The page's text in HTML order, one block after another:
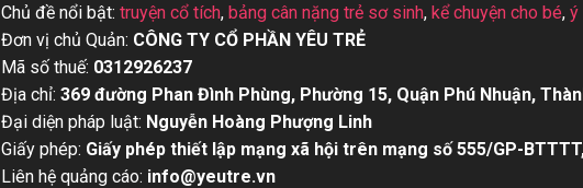
Chủ đề nổi bật: truyện cổ tích, bảng cân nặng trẻ sơ sinh, kể chuyện cho bé, ý
Đơn vị chủ Quản: CÔNG TY CỔ PHẦN YÊU TRẺ
Mã số thuế: 0312926237
Địa chỉ: 369 đường Phan Đình Phùng, Phường 15, Quận Phú Nhuận,
Đại diện pháp luật: Nguyễn Hoàng Phượng Linh
Giấy phép: Giấy phép thiết lập mạng xã hội trên mạng số 555/GP-
Liên hệ quảng cáo: info@yeutre.vn